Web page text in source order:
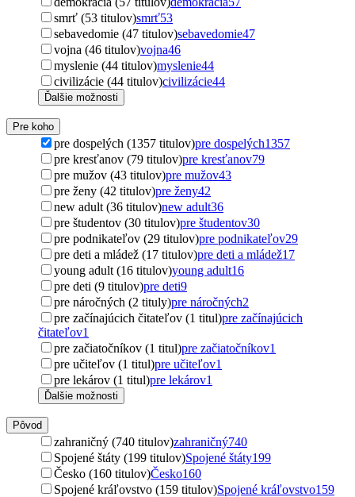
smrť (53 titulov)smrť53
sebavedomie (47 titulov)sebavedomie47
vojna (46 titulov)vojna46
myslenie (44 titulov)myslenie44
civilizácie (44 titulov)civilizácie44
Ďalšie možnosti
Pre koho
pre dospelých (1357 titulov)pre dospelých1357
pre kresťanov (79 titulov)pre kresťanov79
pre mužov (43 titulov)pre mužov43
pre ženy (42 titulov)pre ženy42
new adult (36 titulov)new adult36
pre študentov (30 titulov)pre študentov30
pre podnikateľov (29 titulov)pre podnikateľov29
pre deti a mládež (17 titulov)pre deti a mládež17
young adult (16 titulov)young adult16
pre deti (9 titulov)pre deti9
pre náročných (2 tituly)pre náročných2
pre začínajúcich čitateľov (1 titul)pre začínajúcich
čitateľov1
pre začiatočníkov (1 titul)pre začiatočníkov1
pre učiteľov (1 titul)pre učiteľov1
pre lekárov (1 titul)pre lekárov1
Ďalšie možnosti
Pôvod
zahraničný (740 titulov)zahraničný740
Spojené štáty (199 titulov)Spojené štáty199
Česko (160 titulov)Česko160
Spojené kráľovstvo (159 titulov)Spojené kráľovstvo159